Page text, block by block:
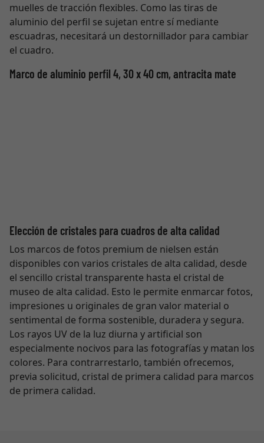
muelles de tracción flexibles. Como las tiras de
aluminio del perfil se sujetan entre sí mediante
escuadras, necesitará un destornillador para cambiar
el cuadro.
Marco de aluminio perfil 4, 30 x 40 cm, antracita mate
Elección de cristales para cuadros de alta calidad
Los marcos de fotos premium de nielsen están
disponibles con varios cristales de alta calidad, desde
el sencillo cristal transparente hasta el cristal de
museo de alta calidad. Esto le permite enmarcar fotos,
impresiones u originales de gran valor material o
sentimental de forma sostenible, duradera y segura.
Los rayos UV de la luz diurna y artificial son
especialmente nocivos para las fotografías y matan los
colores. Para contrarrestarlo, también ofrecemos,
previa solicitud, cristal de primera calidad para marcos
de primera calidad.